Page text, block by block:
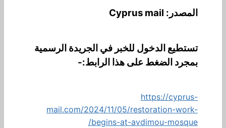
المصدر: Cyprus mail
تستطيع الدخول للخبر في الجريدة الرسمية
بمجرد الضغط على هذا الرابط:-
https://cyprus-
mail.com/2024/11/05/restoration-work-
begins-at-avdimou-mosque/